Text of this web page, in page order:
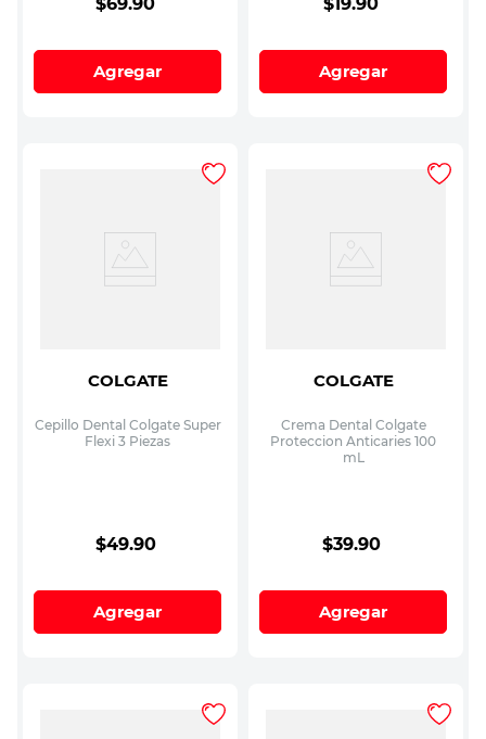
$69.90
Agregar
$19.90
Agregar
COLGATE
Cepillo Dental Colgate Super
Flexi 3 Piezas
$49.90
Agregar
COLGATE
Crema Dental Colgate
Proteccion Anticaries 100
mL
$39.90
Agregar